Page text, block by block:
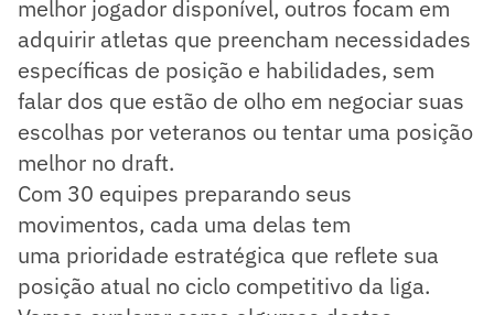
melhor jogador disponível, outros focam em
adquirir atletas que preencham necessidades
específicas de posição e habilidades, sem
falar dos que estão de olho em negociar suas
escolhas por veteranos ou tentar uma posição
melhor no draft.
Com 30 equipes preparando seus
movimentos, cada uma delas tem
uma prioridade estratégica que reflete sua
posição atual no ciclo competitivo da liga.